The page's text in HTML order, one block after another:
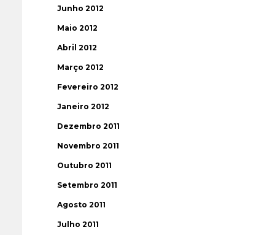
Junho 2012
Maio 2012
Abril 2012
Março 2012
Fevereiro 2012
Janeiro 2012
Dezembro 2011
Novembro 2011
Outubro 2011
Setembro 2011
Agosto 2011
Julho 2011